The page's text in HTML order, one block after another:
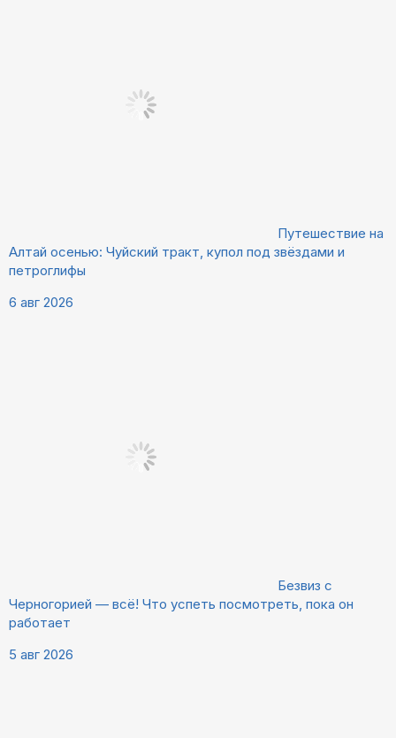
Путешествие на
Алтай осенью: Чуйский тракт, купол под звёздами и
петроглифы
6 авг 2026
Безвиз с
Черногорией — всё! Что успеть посмотреть, пока он
работает
5 авг 2026